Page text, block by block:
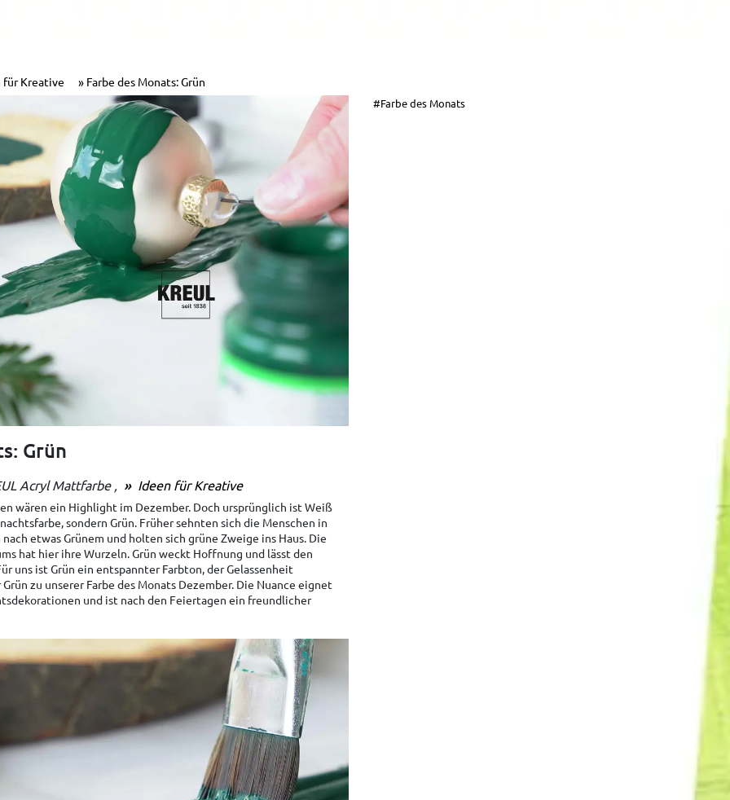
für Kreative Farbe des Monats: Grün
Grün
Acryl Mattfarbe Ideen für Kreative
wären ein Highlight im Dezember. Doch ursprünglich ist Weiß
sondern Grün. Früher sehnten sich die Menschen in
etwas Grünem und holten sich grüne Zweige ins Haus. Die
hat hier ihre Wurzeln. Grün weckt Hoffnung und lässt den
uns ist Grün ein entspannter Farbton, der Gelassenheit
zu unserer Farbe des Monats Dezember. Die Nuance eignet
und ist nach den Feiertagen ein freundlicher
#Farbe des Monats